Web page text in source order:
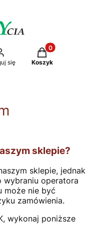
się
Produkty w
Koszyk
sklepie?
sklepie, jednak
operatora
może nie być
zamówienia.
wykonaj poniższe